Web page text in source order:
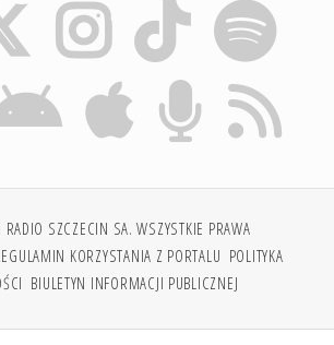
SZCZECIN SA. WSZYSTKIE PRAWA
KORZYSTANIA Z PORTALU POLITYKA
BIULETYN INFORMACJI PUBLICZNEJ